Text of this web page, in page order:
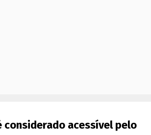
considerado acessível pelo